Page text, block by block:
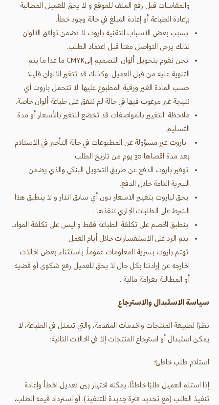
والمقاسات قبل رفع الملف للموقع و لا يحق للعميل المطالبة
بإعادة الطباعة أو إعادة المبلغ في حالة وجود خطأ.
.بسبب بعض الاسباب التقنية باروت لا تضمن توافق الالوان
لذلك يرجى التواصل معنا قبل اعتماد الطلب.
.نحن نقوم بتحويل ألوان التصميم إلىCMYK ما عدا ما يتم
التنوية عليه من قبل العميل. وكذلك قد تتغير الالوان قليلا
حسب المادة الغير ورقية المطبوع عليها .لا تتحمل باروت أي
نتيجة غير مرغوب فيها في حالة لم نتفق على طباعة ألوان خاصة.
ملاحظة: التغيير بالمواصفات قد تخضع للتغير بالأسعار أو مدة
التسليم.
. باروت غير مسؤولة عن المطبوعات في حالة التأخير في الاستلام
بعد مدة اقصاها 30 يوم من تاريخ الطلب.
.توفير باروت الدفع عن طريق التحويل البنكي والذي يضمن
السرية التامة خلال الدفع.
.يحق لباروت بتغيير الاسعار دون أي سابق انذار و لا ينطبق هذا
الشرط على الطلبات الجاري تنفذها .
.ينطبق الخصم على تكلفة الطباعة فقط و ليس على تكلفة المواد.
.يتم الرد على الاستفسارات خلال أيام العمل
.تهتم باروت بسرية المعلومات عموماً, باستثناء بعض الحالات
الخارجه عن إرادتنا بكل حال لا يحق للعميل رفع شكوى أو قضية
أو المطالبة بغرامة مالية .
سياسة الاستبدال والاسترجاع
نظرًا لطبيعة المنتجات والخدمات المقدمة، والتي تتمثل في الطباعة، لا
يمكن استبدال أو استرجاع المنتجات إلا في الحالات التالية:
استلام طلب خاطئ:
إذا استلم العميل طلبًا خاطئًا، يمكنه اختيار بين تعديل الخطأ وإعادة
تنفيذ الطلب (مع تحديد فترة جديدة للتنفيذ)، أو استرداد قيمة الطلب،